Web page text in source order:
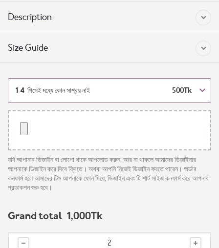
Description
Size Guide
1-4 পিসেই মধ্যে কোন সাশ্রয় নাই 500Tk
যদি আপানার ডিজাইন বা লোগো থাকে আপলোড করুন, আর না থাকলে আমাদের ডিজাইনার
আপনাকে ডিজাইন করে দিবে ফ্রিতে। অথবা আপনি নিজেই ডিজাইন করতে পারেন। অর্ডার
কনফার্ম হলে আমাদের টিম আপনাকে ফোন দিয়ে, ডিজাইন এবং টি শার্ট সাইজ কনফার্ম করে আপনার
প্রডাকশন শুরু হবে।
Grand total 1,000Tk
Customize